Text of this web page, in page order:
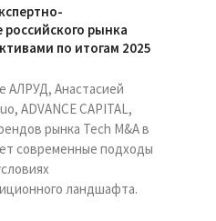
рынка
по итогам 2025
АЛРУД, Анастасией
ADVANCE CAPITAL,
рынка Tech M&A в
современные подходы
ландшафта.